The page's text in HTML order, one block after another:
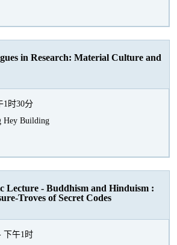
in Research: Material Culture and
1时30分
Hey Building
Lecture - Buddhism and Hinduism :
Troves of Secret Codes
下午1时